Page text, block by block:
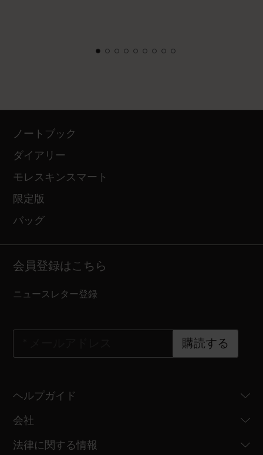
ノートブック
ダイアリー
モレスキンスマート
限定版
バッグ
会員登録はこちら
ニュースレター登録
購読する
ヘルプガイド
会社
法律に関する情報